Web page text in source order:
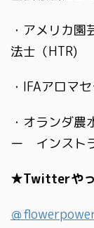
・アメリカ
法士（HTR)
・IFAアロマ
・オランダ
ー インスト
★Twitterや
＠